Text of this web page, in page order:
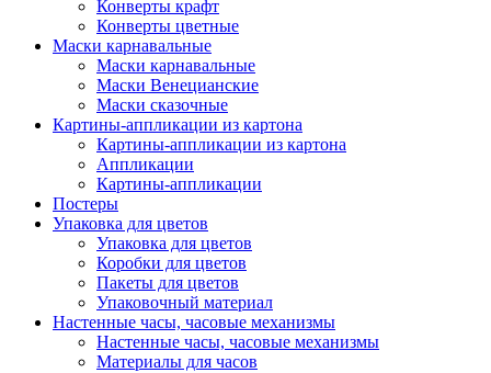
Конверты крафт
Конверты цветные
Маски карнавальные
Маски карнавальные
Маски Венецианские
Маски сказочные
Картины-аппликации из картона
Картины-аппликации из картона
Аппликации
Картины-аппликации
Постеры
Упаковка для цветов
Упаковка для цветов
Коробки для цветов
Пакеты для цветов
Упаковочный материал
Настенные часы, часовые механизмы
Настенные часы, часовые механизмы
Материалы для часов